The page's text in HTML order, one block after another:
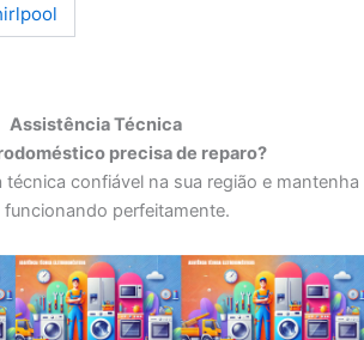
Assistência Técnica
precisa de reparo?
confiável na sua região e mantenha
perfeitamente.